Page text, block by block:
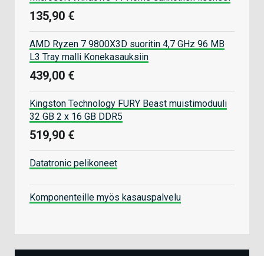
135,90 €
AMD Ryzen 7 9800X3D suoritin 4,7 GHz 96 MB
L3 Tray malli Konekasauksiin
439,00 €
Kingston Technology FURY Beast muistimoduuli
32 GB 2 x 16 GB DDR5
519,90 €
Datatronic pelikoneet
Komponenteille myös kasauspalvelu